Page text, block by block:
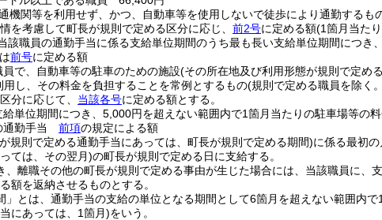
関等を利用せず、かつ、自動車等を使用しないで徒歩により通勤するも
を考慮して町長が規則で定める区分に応じ、 前2号に定める額(1箇月当た
該職員の通勤手当に係る支給単位期間のうち最も長い支給単位期間につき
前号に定める額
員で、自動車等の駐車のための施設(その所在地及び利用形態が規則で定め
用し、その料金を負担することを常例とするもの(規則で定める職員を除く
分に応じて、 当該各号に定める額とする。
単位期間につき、5,000円を超えない範囲内で1箇月当たりの駐車場等の
通勤手当 前項の規定による額
規則で定める通勤手当にあっては、町長が規則で定める期間)に係る最初の
ては、その翌月)の町長が規則で定める日に支給する。
、離職その他の町長が規則で定める事由が生じた場合には、当該職員に、
額を返納させるものとする。
」とは、通勤手当の支給の単位となる期間として6箇月を超えない範囲内
にあっては、1箇月)をいう。